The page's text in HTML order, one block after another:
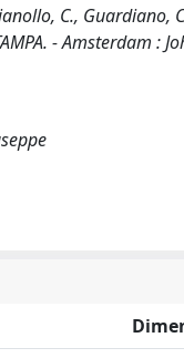
C., Guardiano,
- Amsterdam :